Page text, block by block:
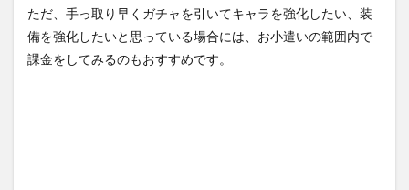
ただ、手っ取り早くガチャを引いてキャラを強化したい、装
備を強化したいと思っている場合には、お小遣いの範囲内で
課金をしてみるのもおすすめです。